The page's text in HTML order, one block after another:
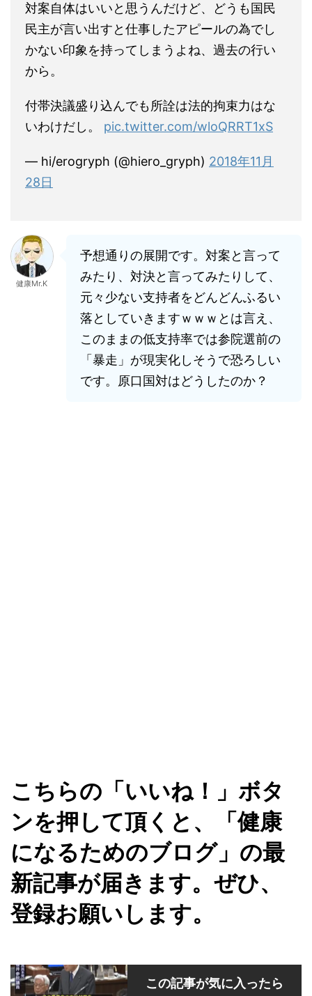
対案自体はいいと思うんだけど、どうも国民
民主が言い出すと仕事したアピールの為でし
かない印象を持ってしまうよね、過去の行い
から。
付帯決議盛り込んでも所詮は法的拘束力はな
いわけだし。 pic.twitter.com/wloQRRT1xS
— hi/erogryph (@hiero_gryph) 2018年11月
28日
健康Mr.K
予想通りの展開です。対案と言って
みたり、対決と言ってみたりして、
元々少ない支持者をどんどんふるい
落としていきますｗｗｗとは言え、
このままの低支持率では参院選前の
「暴走」が現実化しそうで恐ろしい
です。原口国対はどうしたのか？
こちらの「いいね！」ボタ
ンを押して頂くと、「健康
になるためのブログ」の最
新記事が届きます。ぜひ、
登録お願いします。
この記事が気に入ったら